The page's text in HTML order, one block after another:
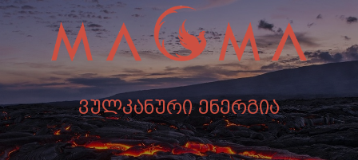
ვულკანური ენერგია